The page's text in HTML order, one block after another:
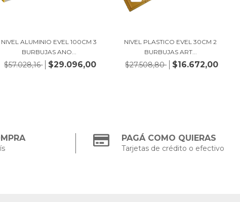
NIVEL ALUMINIO EVEL 100CM 3
BURBUJAS ANO...
$57.028,16 $29.096,00
NIVEL PLASTICO EVEL 30CM 2
BURBUJAS ART...
$27.508,80 $16.672,00
PAGÁ COMO QUIERAS
Tarjetas de crédito o efectivo